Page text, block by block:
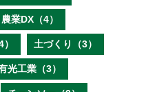
農業DX（4）
土づくり（3）
光工業（3）